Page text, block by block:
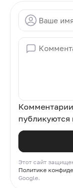
публикуются
Этот сайт
Политике
Google.